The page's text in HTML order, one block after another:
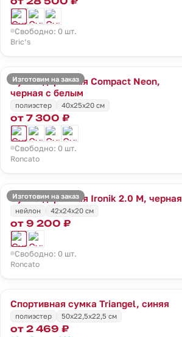
Свободно: 0 шт.
Bric’s
Изготовим на заказ
Сумка дорожная Compact Neon,
черная с белым
полиэстер 40x25x20 см
от 7 300 ₽
Свободно: 0 шт.
Roncato
Изготовим на заказ
Сумка дорожная Ironik 2.0 M, черная
нейлон
42x24x20 см
от 9 200 ₽
Свободно: 0 шт.
Roncato
Спортивная сумка Triangel, синяя
полиэстер
50х22,5х22,5 см
от 2 469 ₽